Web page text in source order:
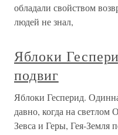
обладали свойством
людей не знал,
Яблоки
подвиг
Яблоки Гесперид.
давно, когда на светлом
Зевса и Геры, Гея-Земля